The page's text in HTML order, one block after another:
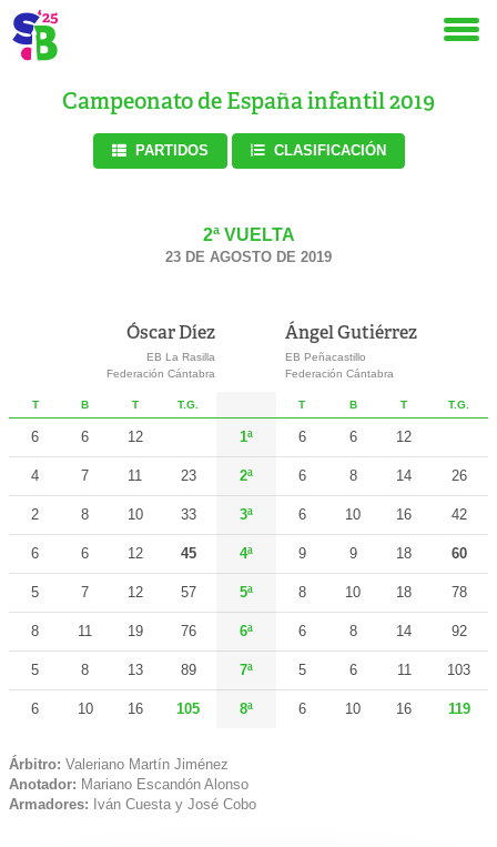
Campeonato de España infantil 2019
PARTIDOS CLASIFICACIÓN
2ª VUELTA
23 DE AGOSTO DE 2019
Óscar Díez
EB La Rasilla
Federación Cántabra
Ángel Gutiérrez
EB Peñacastillo
Federación Cántabra
T B T T.G. T B T T.G.
6 6 12 1ª 6 6 12
4 7 11 23 2ª 6 8 14 26
2 8 10 33 3ª 6 10 16 42
6 6 12 45 4ª 9 9 18 60
5 7 12 57 5ª 8 10 18 78
8 11 19 76 6ª 6 8 14 92
5 8 13 89 7ª 5 6 11 103
6 10 16 105 8ª 6 10 16 119
Árbitro: Valeriano Martín Jiménez
Anotador: Mariano Escandón Alonso
Armadores: Iván Cuesta y José Cobo